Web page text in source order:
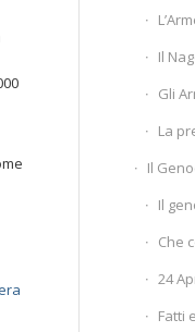
Il
Gli
La
Il
Il
Che
24
Fatti